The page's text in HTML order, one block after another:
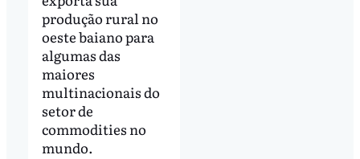
produção rural no
oeste baiano para
algumas das
maiores
multinacionais do
setor de
commodities no
mundo.